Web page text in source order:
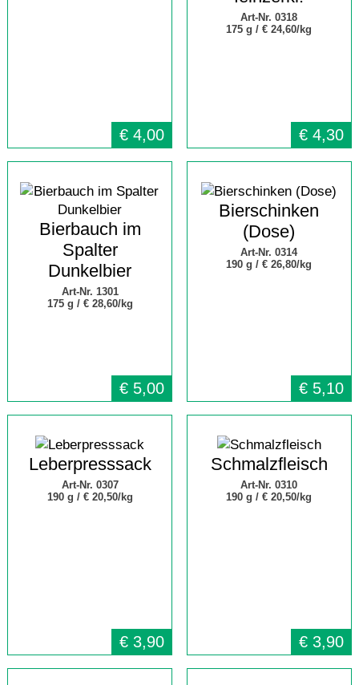
€ 4,00
Art-Nr. 0318
175 g /€ 24,60/kg
€ 4,30
Bierbauch im
Spalter
Dunkelbier
Art-Nr. 1301
175 g / € 28,60/kg
€ 5,00
Bierschinken
(Dose)
Art-Nr. 0314
190 g /€ 26,80/kg
€ 5,10
Leberpresssack
Art-Nr. 0307
190 g / € 20,50/kg
€ 3,90
Schmalzfleisch
Art-Nr. 0310
190 g /€ 20,50/kg
€ 3,90